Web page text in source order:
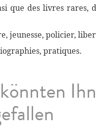
que des livres rares,
jeunesse, policier,
pratiques.